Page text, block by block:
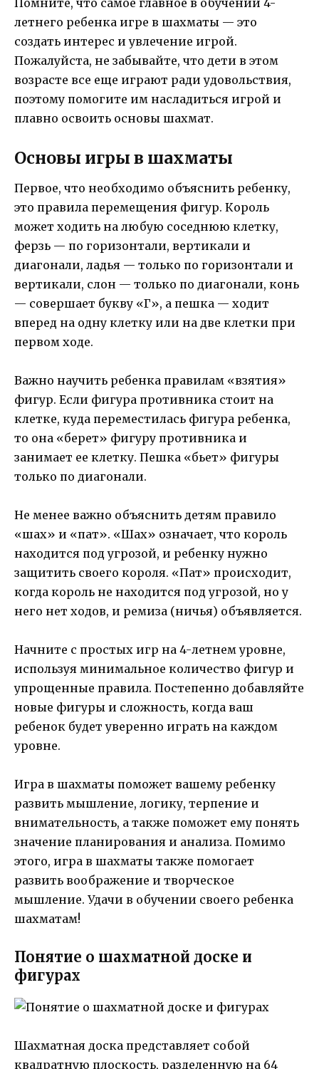
Помните, что самое главное в обучении 4-
летнего ребенка игре в шахматы — это
создать интерес и увлечение игрой.
Пожалуйста, не забывайте, что дети в этом
возрасте все еще играют ради удовольствия,
поэтому помогите им насладиться игрой и
плавно освоить основы шахмат.
Основы игры в шахматы
Первое, что необходимо объяснить ребенку,
это правила перемещения фигур. Король
может ходить на любую соседнюю клетку,
ферзь — по горизонтали, вертикали и
диагонали, ладья — только по горизонтали и
вертикали, слон — только по диагонали, конь
— совершает букву «Г», а пешка — ходит
вперед на одну клетку или на две клетки при
первом ходе.
Важно научить ребенка правилам «взятия»
фигур. Если фигура противника стоит на
клетке, куда переместилась фигура ребенка,
то она «берет» фигуру противника и
занимает ее клетку. Пешка «бьет» фигуры
только по диагонали.
Не менее важно объяснить детям правило
«шах» и «пат». «Шах» означает, что король
находится под угрозой, и ребенку нужно
защитить своего короля. «Пат» происходит,
когда король не находится под угрозой, но у
него нет ходов, и ремиза (ничья) объявляется.
Начните с простых игр на 4-летнем уровне,
используя минимальное количество фигур и
упрощенные правила. Постепенно добавляйте
новые фигуры и сложность, когда ваш
ребенок будет уверенно играть на каждом
уровне.
Игра в шахматы поможет вашему ребенку
развить мышление, логику, терпение и
внимательность, а также поможет ему понять
значение планирования и анализа. Помимо
этого, игра в шахматы также помогает
развить воображение и творческое
мышление. Удачи в обучении своего ребенка
шахматам!
Понятие о шахматной доске и
фигурах
Шахматная доска представляет собой
квадратную плоскость, разделенную на 64